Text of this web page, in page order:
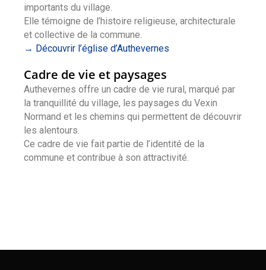
importants du village.
Elle témoigne de l’histoire religieuse, architecturale
et collective de la commune.
→ Découvrir l’église d’Authevernes
Cadre de vie et paysages
Authevernes offre un cadre de vie rural, marqué par
la tranquillité du village, les paysages du Vexin
Normand et les chemins qui permettent de découvrir
les alentours.
Ce cadre de vie fait partie de l’identité de la
commune et contribue à son attractivité.